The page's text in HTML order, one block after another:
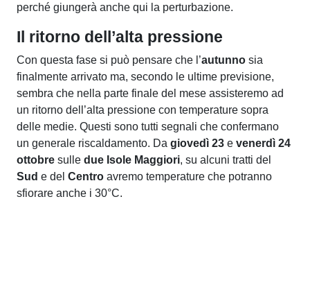
perché giungerà anche qui la perturbazione.
Il ritorno dell’alta pressione
Con questa fase si può pensare che l’autunno sia
finalmente arrivato ma, secondo le ultime previsione,
sembra che nella parte finale del mese assisteremo ad
un ritorno dell’alta pressione con temperature sopra
delle medie. Questi sono tutti segnali che confermano
un generale riscaldamento. Da giovedì 23 e venerdì 24
ottobre sulle due Isole Maggiori, su alcuni tratti del
Sud e del Centro avremo temperature che potranno
sfiorare anche i 30°C.